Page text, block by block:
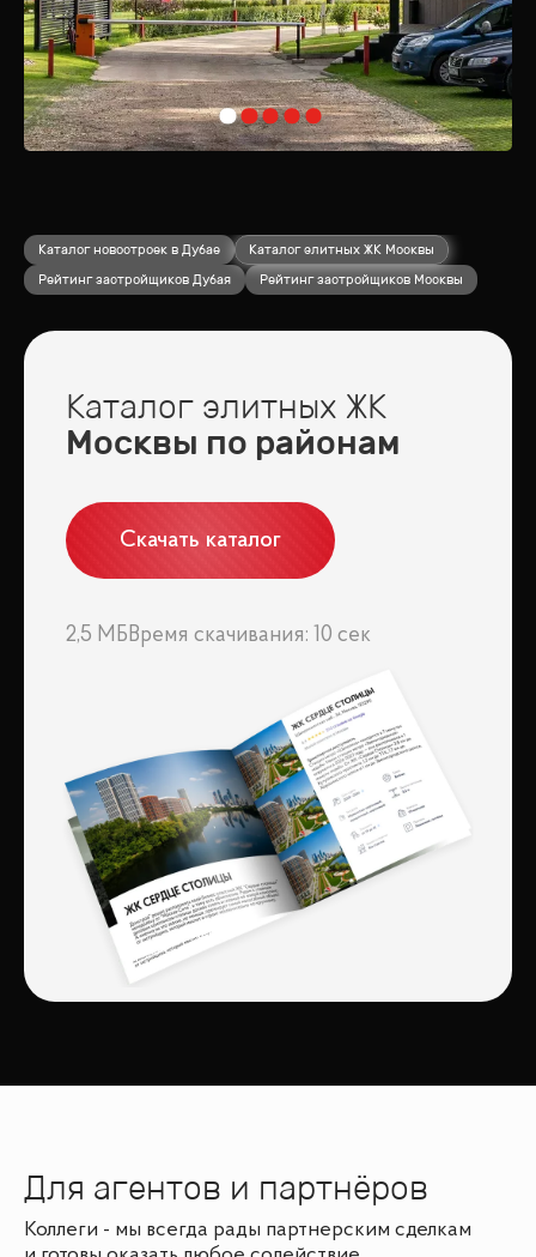
идеального места для жизни. «Ильинские Холмы» — это ваш уголок
спокойствия и комфорта рядом с мегаполисом.
Каталог новостроек в Дубае
Каталог элитных ЖК Москвы
Рейтинг застройщиков Дубая
Рейтинг застройщиков Москвы
Каталог элитных ЖК
Москвы по районам
Скачать каталог
2,5 МБ Время скачивания: 10 сек
Для агентов и партнёров
Коллеги - мы всегда рады партнерским сделкам